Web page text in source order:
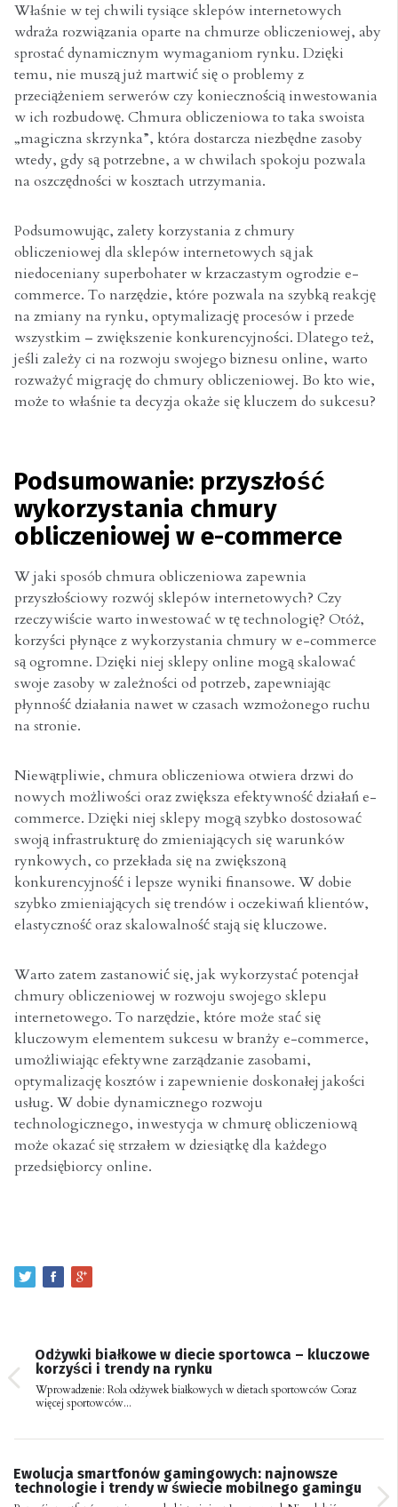
Właśnie w tej chwili tysiące sklepów internetowych
wdraża rozwiązania oparte na chmurze obliczeniowej, aby
sprostać dynamicznym wymaganiom rynku. Dzięki
temu, nie muszą już martwić się o problemy z
przeciążeniem serwerów czy koniecznością inwestowania
w ich rozbudowę. Chmura obliczeniowa to taka swoista
„magiczna skrzynka”, która dostarcza niezbędne zasoby
wtedy, gdy są potrzebne, a w chwilach spokoju pozwala
na oszczędności w kosztach utrzymania.
Podsumowując, zalety korzystania z chmury
obliczeniowej dla sklepów internetowych są jak
niedoceniany superbohater w krzaczastym ogrodzie e-
commerce. To narzędzie, które pozwala na szybką reakcję
na zmiany na rynku, optymalizację procesów i przede
wszystkim – zwiększenie konkurencyjności. Dlatego też,
jeśli zależy ci na rozwoju swojego biznesu online, warto
rozważyć migrację do chmury obliczeniowej. Bo kto wie,
może to właśnie ta decyzja okaże się kluczem do sukcesu?
Podsumowanie: przyszłość
wykorzystania chmury
obliczeniowej w e-commerce
W jaki sposób chmura obliczeniowa zapewnia
przyszłościowy rozwój sklepów internetowych? Czy
rzeczywiście warto inwestować w tę technologię? Otóż,
korzyści płynące z wykorzystania chmury w e-commerce
są ogromne. Dzięki niej sklepy online mogą skalować
swoje zasoby w zależności od potrzeb, zapewniając
płynność działania nawet w czasach wzmożonego ruchu
na stronie.
Niewątpliwie, chmura obliczeniowa otwiera drzwi do
nowych możliwości oraz zwiększa efektywność działań e-
commerce. Dzięki niej sklepy mogą szybko dostosować
swoją infrastrukturę do zmieniających się warunków
rynkowych, co przekłada się na zwiększoną
konkurencyjność i lepsze wyniki finansowe. W dobie
szybko zmieniających się trendów i oczekiwań klientów,
elastyczność oraz skalowalność stają się kluczowe.
Warto zatem zastanowić się, jak wykorzystać potencjał
chmury obliczeniowej w rozwoju swojego sklepu
internetowego. To narzędzie, które może stać się
kluczowym elementem sukcesu w branży e-commerce,
umożliwiając efektywne zarządzanie zasobami,
optymalizację kosztów i zapewnienie doskonałej jakości
usług. W dobie dynamicznego rozwoju
technologicznego, inwestycja w chmurę obliczeniową
może okazać się strzałem w dziesiątkę dla każdego
przedsiębiorcy online.
Odżywki białkowe w diecie sportowca – kluczowe
korzyści i trendy na rynku
Wprowadzenie: Rola odżywek białkowych w dietach sportowców Coraz
więcej sportowców...
Ewolucja smartfonów gamingowych: najnowsze
technologie i trendy w świecie mobilnego gamingu